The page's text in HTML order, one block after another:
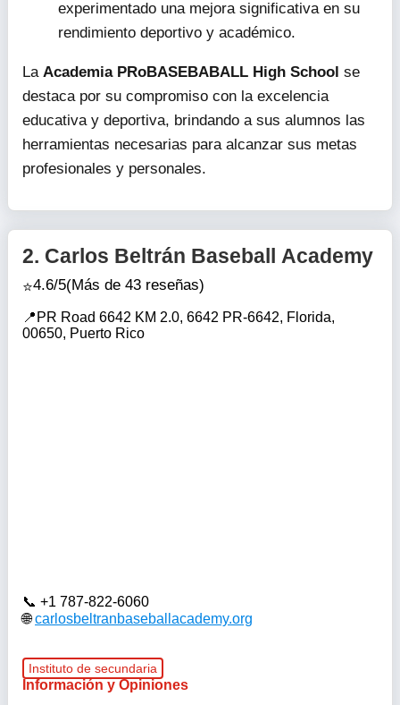
experimentado una mejora significativa en su
rendimiento deportivo y académico.
La Academia PRoBASEBABALL High School se
destaca por su compromiso con la excelencia
educativa y deportiva, brindando a sus alumnos las
herramientas necesarias para alcanzar sus metas
profesionales y personales.
+1 787-822-6060
carlosbeltranbaseballacademy.org
2. Carlos Beltrán Baseball Academy
4.6/5(Más de 43 reseñas)
PR Road 6642 KM 2.0, 6642 PR-6642, Florida,
00650, Puerto Rico
Instituto de secundaria
Información y Opiniones